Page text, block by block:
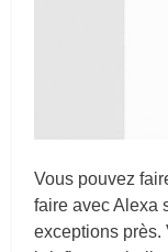
Vous pouvez
faire avec Alexa
exceptions près.